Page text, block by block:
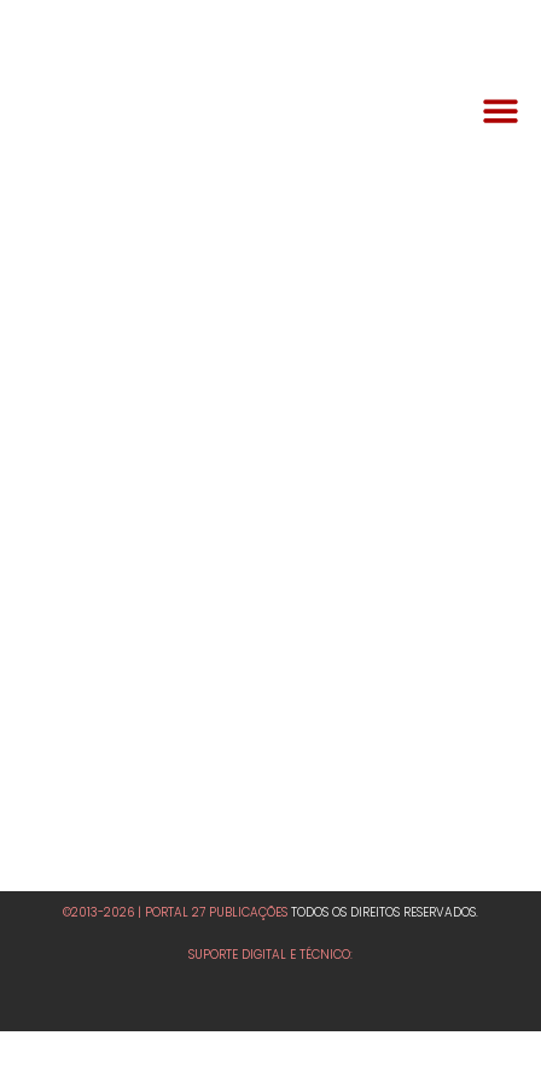
©2013-2026 | PORTAL 27 PUBLICAÇÕES TODOS OS DIREITOS RESERVADOS.
SUPORTE DIGITAL E TÉCNICO: